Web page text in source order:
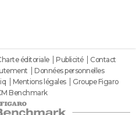
éditoriale Publicité
Contact
Données personnelles
Mentions légales
Groupe Figaro
Benchmark